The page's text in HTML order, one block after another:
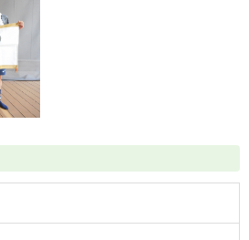
大会結果
スタッフ紹介
よくある質問
参加者の声